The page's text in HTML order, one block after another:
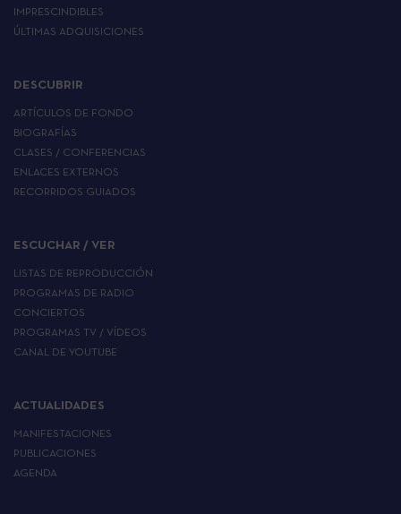
IMPRESCINDIBLES
ÚLTIMAS ADQUISICIONES
DESCUBRIR
ARTÍCULOS DE FONDO
BIOGRAFÍAS
CLASES / CONFERENCIAS
ENLACES EXTERNOS
RECORRIDOS GUIADOS
ESCUCHAR / VER
LISTAS DE REPRODUCCIÓN
PROGRAMAS DE RADIO
CONCIERTOS
PROGRAMAS TV / VÍDEOS
CANAL DE YOUTUBE
ACTUALIDADES
MANIFESTACIONES
PUBLICACIONES
AGENDA